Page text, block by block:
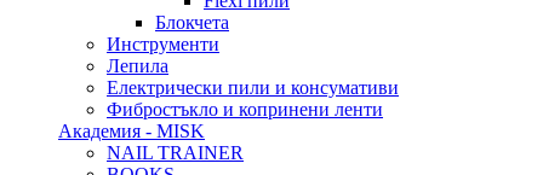
Блокчета
Инструменти
Лепила
Електрически пили и консумативи
Фибростъкло и копринени ленти
Академия - MISK
NAIL TRAINER